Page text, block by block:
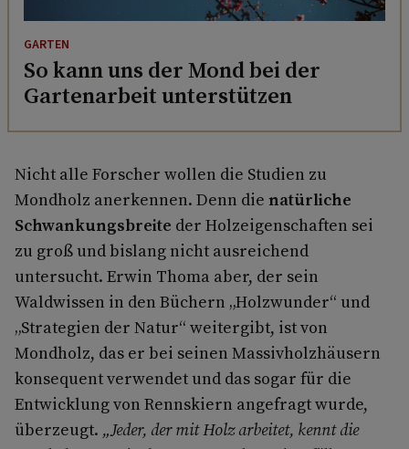
GARTEN
So kann uns der Mond bei der
Gartenarbeit unterstützen
Nicht alle Forscher wollen die Studien zu
Mondholz anerkennen. Denn die natürliche
Schwankungsbreite der Holzeigenschaften sei
zu groß und bislang nicht ausreichend
untersucht. Erwin Thoma aber, der sein
Waldwissen in den Büchern „Holzwunder“ und
„Strategien der Natur“ weitergibt, ist von
Mondholz, das er bei seinen Massivholzhäusern
konsequent verwendet und das sogar für die
Entwicklung von Rennskiern angefragt wurde,
überzeugt. „Jeder, der mit Holz arbeitet, kennt die